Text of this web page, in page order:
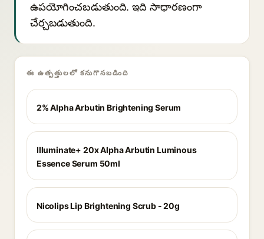
ఉపయోగించబడుతుంది. ఇది సాధారణంగా
చేర్చబడుతుంది.
ఈ ఉత్పత్తులలో కనుగొనబడింది
2% Alpha Arbutin Brightening Serum
Illuminate+ 20x Alpha Arbutin Luminous
Essence Serum 50ml
Nicolips Lip Brightening Scrub - 20g